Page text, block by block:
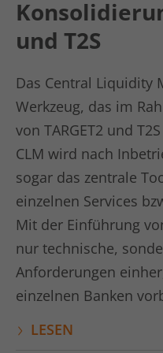
und T2S
Das Central Liquidity
Werkzeug, das im
von TARGET2 und
CLM wird nach
sogar das zentrale
einzelnen Services
Mit der Einführung
nur technische,
Anforderungen
einzelnen Banken
LESEN
Laufzeit 1 Minute
Zweck
dem das
Namen
Website
bezieht.
_gat-
wird, um
mit